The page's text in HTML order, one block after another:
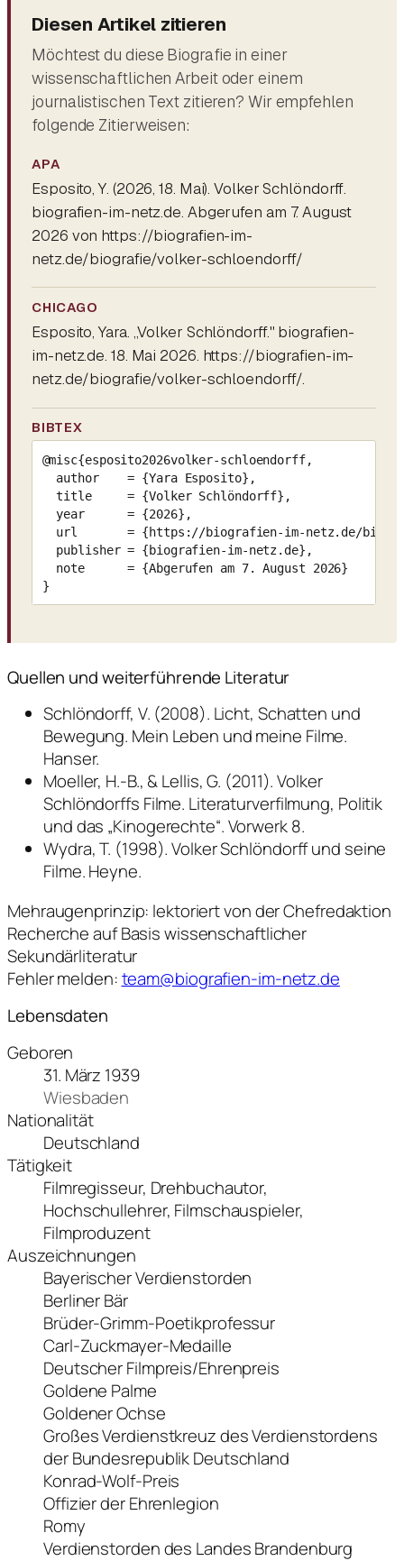
Diesen Artikel zitieren
Möchtest du diese Biografie in einer
wissenschaftlichen Arbeit oder einem
journalistischen Text zitieren? Wir empfehlen
folgende Zitierweisen:
APA
Esposito, Y. (2026, 18. Mai).Volker Schlöndorff.
biografien-im-netz.de. Abgerufen am 7. August
2026 von https://biografien-im-
netz.de/biografie/volker-schloendorff/
CHICAGO
Esposito, Yara. „Volker Schlöndorff." biografien-
im-netz.de. 18. Mai 2026. https://biografien-im-
netz.de/biografie/volker-schloendorff/.
BIBTEX
@misc{esposito2026volker-schloendorff,
  author    = {Yara Esposito},
  title     = {Volker Schlöndorff},
  year      = {2026},
url       = {https://biografien-im-netz.de/
  publisher = {biografien-im-netz.de},
  note      = {Abgerufen am 7. August 2026}
}
Quellen und weiterführende Literatur
Schlöndorff, V. (2008). Licht, Schatten und
Bewegung. Mein Leben und meine Filme.
Hanser.
Moeller, H.-B., & Lellis, G. (2011). Volker
Schlöndorffs Filme. Literaturverfilmung, Politik
und das „Kinogerechte“. Vorwerk 8.
Wydra, T. (1998). Volker Schlöndorff und seine
Filme. Heyne.
Mehraugenprinzip: lektoriert von der Chefredaktion
Recherche auf Basis wissenschaftlicher
Sekundärliteratur
Fehler melden:team@biografien-im-netz.de
Lebensdaten
Geboren
31. März 1939
Wiesbaden
Nationalität
Deutschland
Tätigkeit
Filmregisseur, Drehbuchautor,
Hochschullehrer, Filmschauspieler,
Filmproduzent
Auszeichnungen
Bayerischer Verdienstorden
Berliner Bär
Brüder-Grimm-Poetikprofessur
Carl-Zuckmayer-Medaille
Deutscher Filmpreis/Ehrenpreis
Goldene Palme
Goldener Ochse
Großes Verdienstkreuz des Verdienstordens
der Bundesrepublik Deutschland
Konrad-Wolf-Preis
Offizier der Ehrenlegion
Romy
Verdienstorden des Landes Brandenburg